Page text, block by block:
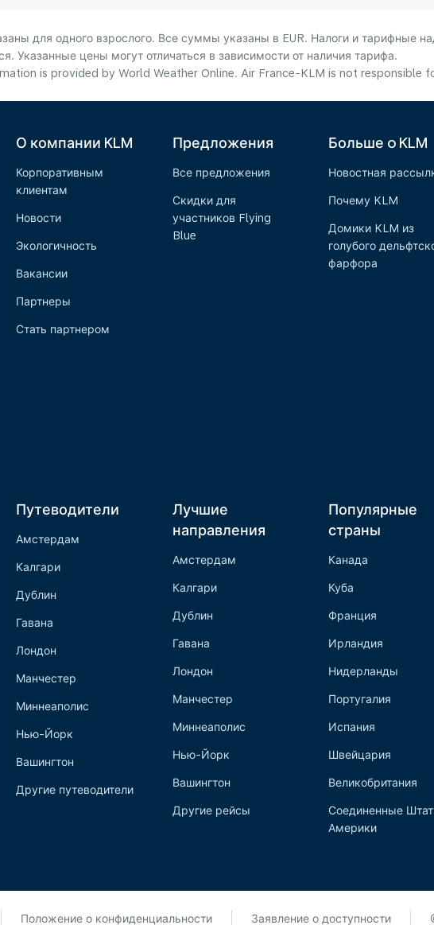
для одного взрослого. Все суммы указаны в EUR. Налоги и тарифные
Указанные цены могут отличаться в зависимости от наличия тарифа.
is provided by World Weather Online. Air France-KLM is not responsible
О компании KLM
Корпоративным
клиентам
Новости
Экологичность
Вакансии
Партнеры
Стать партнером
Предложения
Все предложения
Скидки для
участников Flying
Blue
Больше o KLM
Новостная
Почему KLM
Домики KLM из
голубого
фарфора
Путеводители
Амстердам
Калгари
Дублин
Гавана
Лондон
Манчестер
Миннеаполис
Нью-Йорк
Вашингтон
Другие путеводители
Лучшие
направления
Амстердам
Калгари
Дублин
Гавана
Лондон
Манчестер
Миннеаполис
Нью-Йорк
Вашингтон
Другие рейсы
Популярные
страны
Канада
Куба
Франция
Ирландия
Нидерланды
Португалия
Испания
Швейцария
Великобритания
Соединенные
Америки
Положение о конфиденциальности Заявление о доступности